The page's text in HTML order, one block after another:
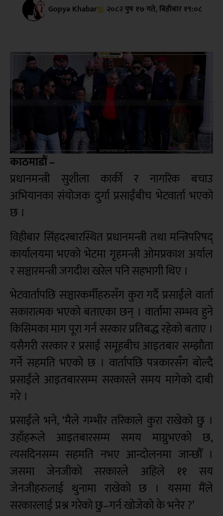
Gopya Khabar २०८२ पुष १७ गते, बिहीबार १९:०८
काठमाडौं –
प्रधानमन्त्री सुशीला कार्की र नागरिक बचाउ
अभियानका संयोजक दुर्गा प्रसाईंबीच भेटवार्ता भएको
छ ।
विहीबार सिंहदरबारस्थित प्रधानमन्त्री तथा मन्त्रिपरिषद्
कार्यालयमा भएको भेटमा गृहमन्त्री ओमप्रकाश अर्याल
र सञ्चारमन्त्री जगदीश खरेल पनि सहभागी थिए ।
भेटवार्तापछि सञ्चारकर्मीहरुसँग कुरा गर्दै प्रसाईंले वार्ता
सकारात्मक भएको बताएका छन् । वार्तामा सम्भव हुने
किसिमका माग पूरा गर्न सरकार प्रतिबद्ध रहेको बताए ।
यसैगरी सरकार र प्रसाईं समूहबीच आइतबार सम्झौता
गर्ने सहमति भएको छ । वार्तापछि पत्रकारसँग बोल्दै
प्रसाईंले आइतबारसम्म सरकारले समय मागेको दाबी
गरे ।
प्रसाईंले भने, ‘मैले गम्भीर तरिकाले कुरा राखेको छु ।
उहाँहरूले आइतबारसम्म समय माग्नुभएको छ,
त्यसदिनसम्म सहमति नभए आन्दोलनमा जान्छौँ ।
जसमा जेनजीको सरकारले अहिले ११ सय
जेनजीहरुलाई थुनामा राखेको छ । यसमा मैंले
सरकारलाई प्रश्न गरेको छु–गर्न खोजेको के भनेर ?’